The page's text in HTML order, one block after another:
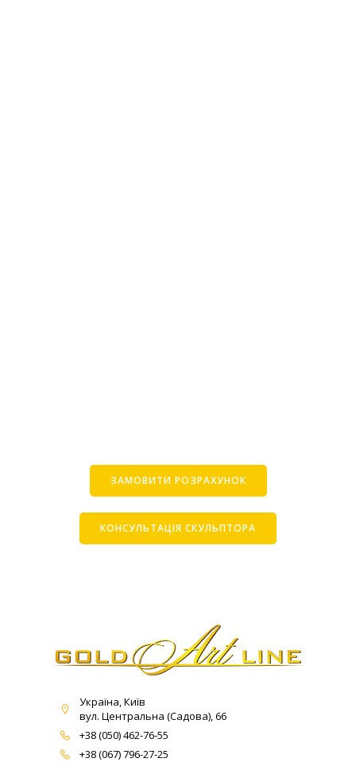
ЗАМОВИТИ РОЗРАХУНОК
КОНСУЛЬТАЦІЯ СКУЛЬПТОРА
Україна, Київ
вул. Центральна (Садова), 66
+38 (050) 462-76-55
+38 (067) 796-27-25